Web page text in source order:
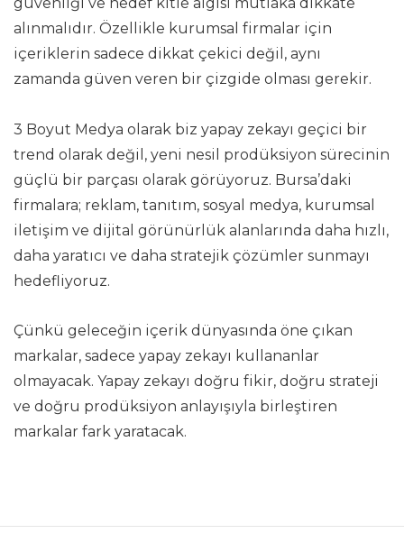
güvenliği ve hedef kitle algısı mutlaka dikkate
alınmalıdır. Özellikle kurumsal firmalar için
içeriklerin sadece dikkat çekici değil, aynı
zamanda güven veren bir çizgide olması gerekir.
3 Boyut Medya olarak biz yapay zekayı geçici bir
trend olarak değil, yeni nesil prodüksiyon sürecinin
güçlü bir parçası olarak görüyoruz. Bursa’daki
firmalara; reklam, tanıtım, sosyal medya, kurumsal
iletişim ve dijital görünürlük alanlarında daha hızlı,
daha yaratıcı ve daha stratejik çözümler sunmayı
hedefliyoruz.
Çünkü geleceğin içerik dünyasında öne çıkan
markalar, sadece yapay zekayı kullananlar
olmayacak. Yapay zekayı doğru fikir, doğru strateji
ve doğru prodüksiyon anlayışıyla birleştiren
markalar fark yaratacak.